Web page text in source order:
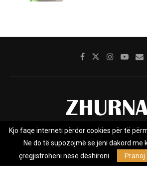
Rreth nesh Impresumi
Privacy Policy
Zhurnal.mk është Agjenci e Lajmeve e
Kjo faqe interneti përdor cookies për të
Ne do të supozojmë se jeni dakord me
çregjistroheni nëse dëshironi.
Pranoj